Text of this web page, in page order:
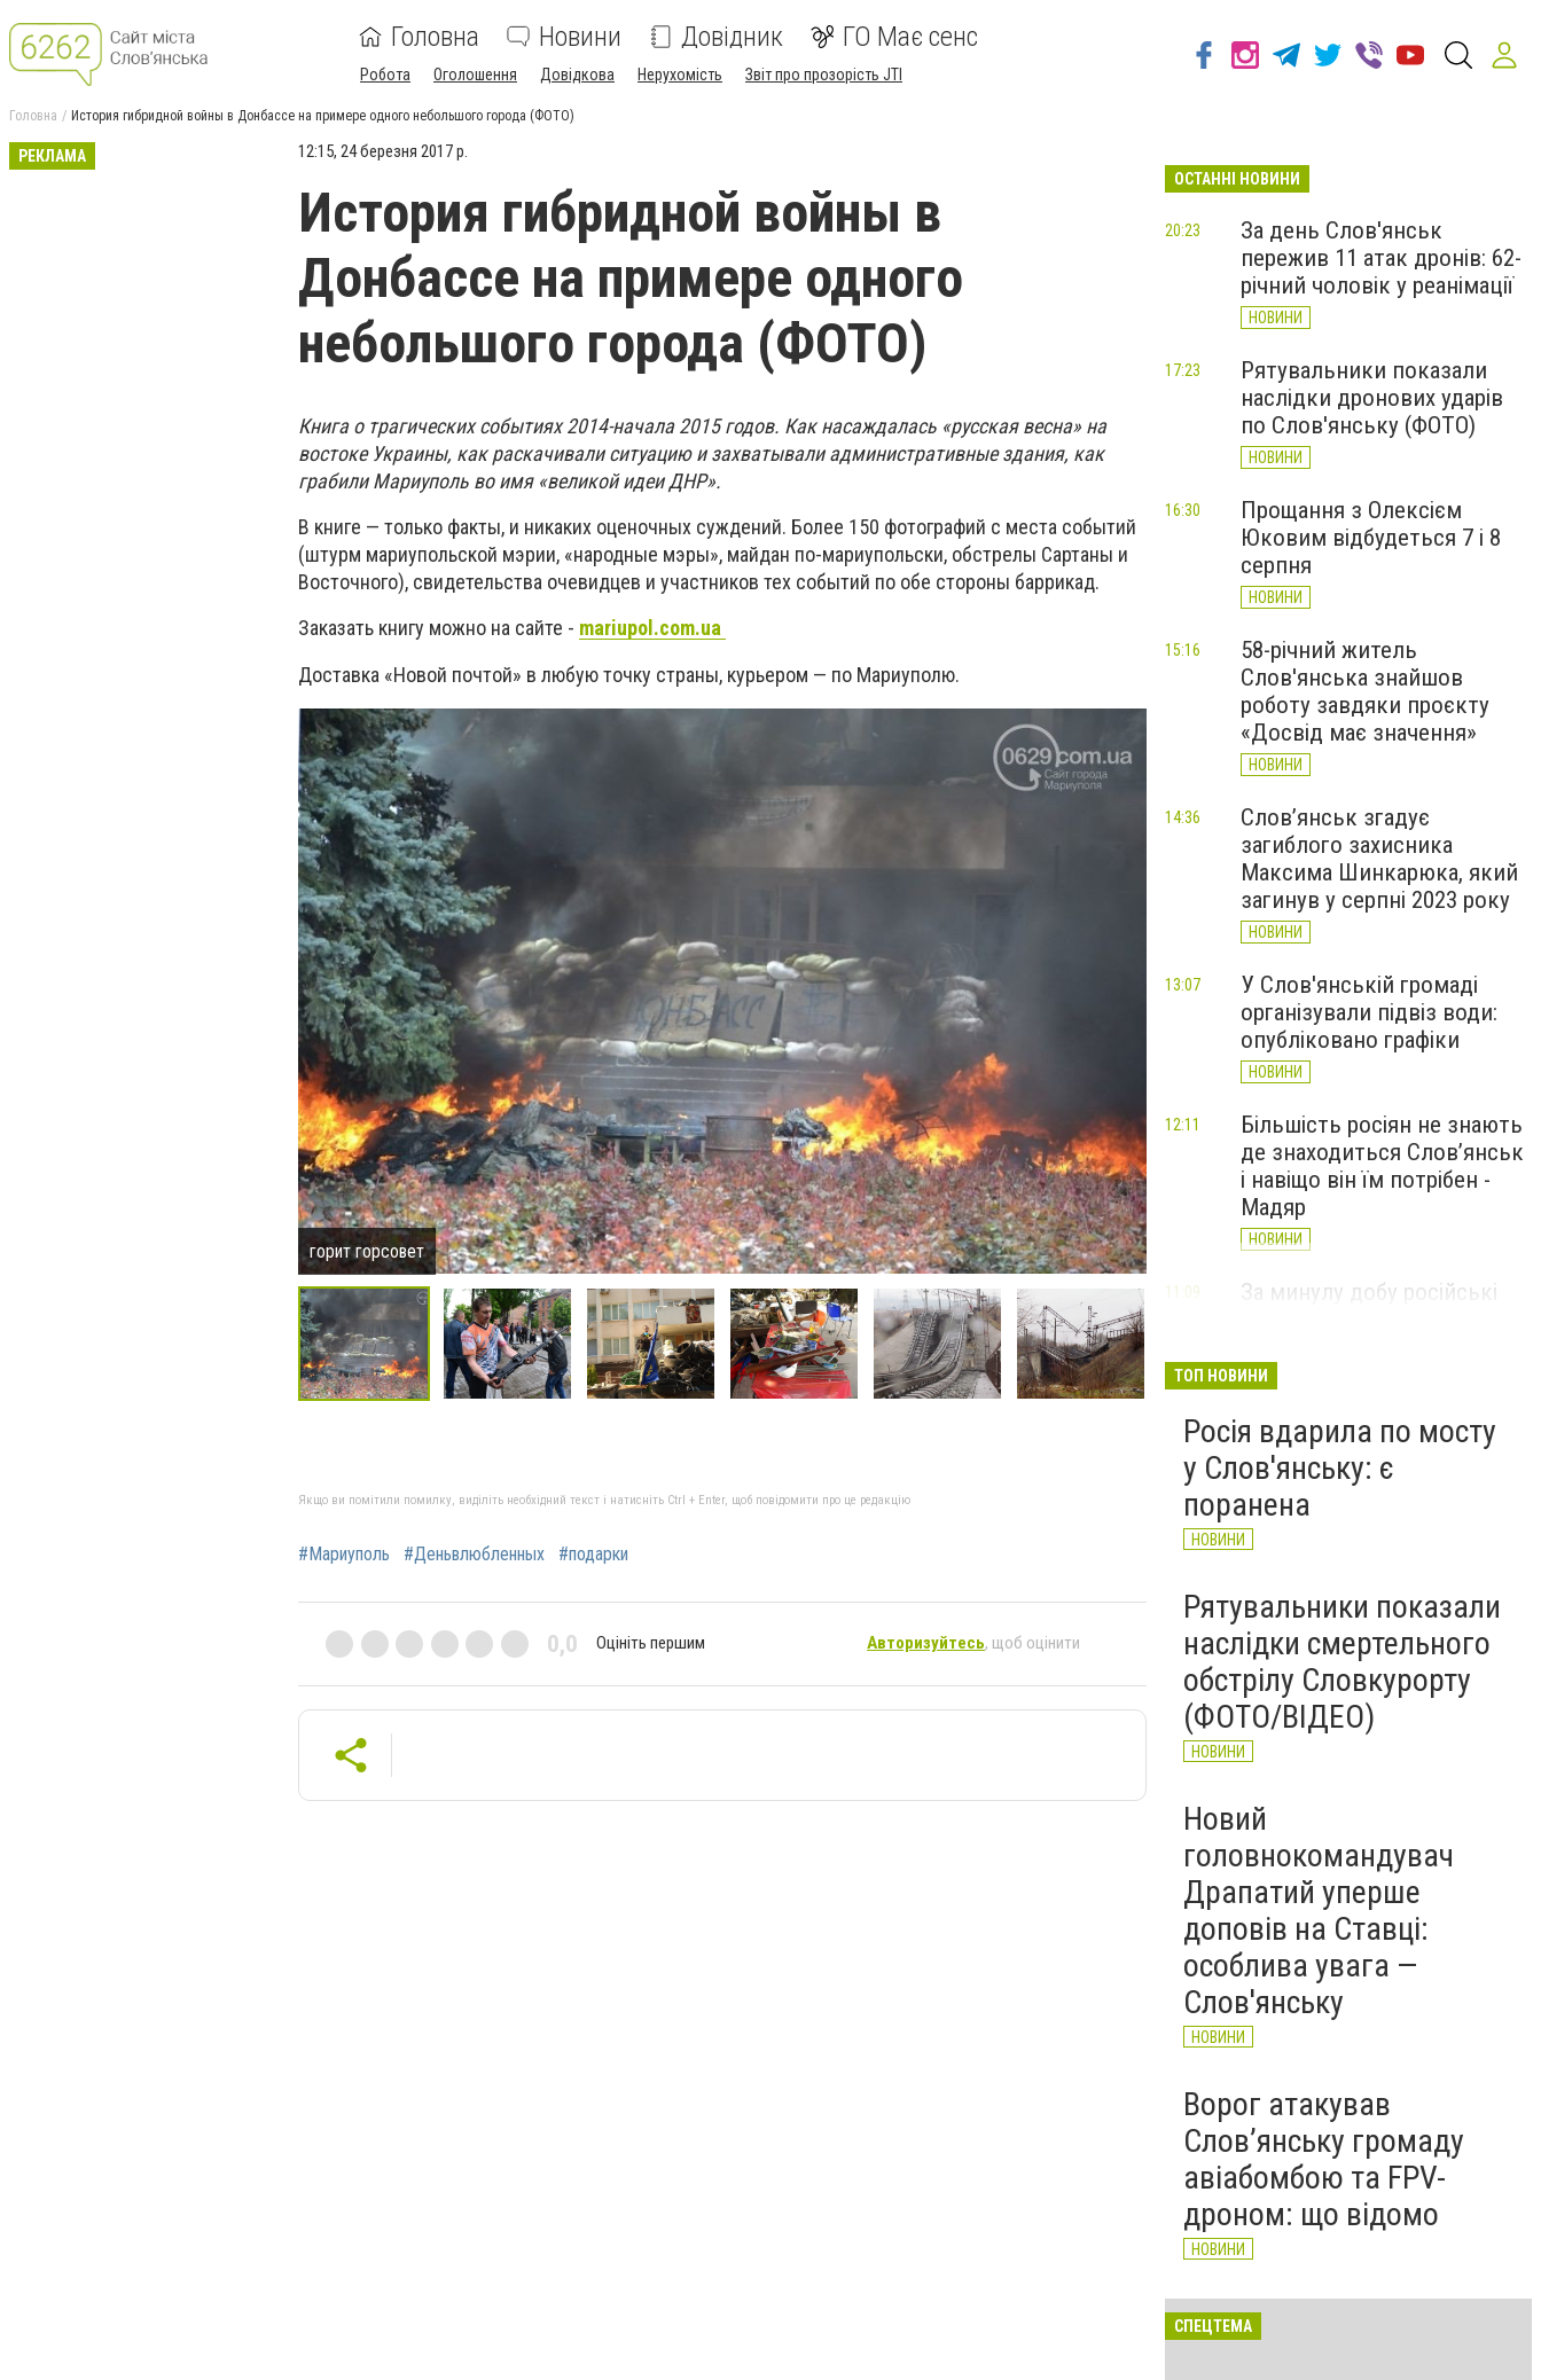
Головна Новини Довідник ГО Має сенс
Робота Оголошення Довідкова Нерухомість Звіт про прозорість JTI
Головна История гибридной войны в Донбассе на примере одного небольшого города (ФОТО)
РЕКЛАМА 12:15, 24 березня 2017 р.
История гибридной войны в
Донбассе на примере одного
небольшого города (ФОТО)
Книга о трагических событиях 2014-начала 2015 годов. Как насаждалась «русская весна» на
востоке Украины, как раскачивали ситуацию и захватывали административные здания, как
грабили Мариуполь во имя «великой идеи ДНР».
В книге — только факты, и никаких оценочных суждений. Более 150 фотографий с места событий
(штурм мариупольской мэрии, «народные мэры», майдан по-мариупольски, обстрелы Сартаны и
Восточного), свидетельства очевидцев и участников тех событий по обе стороны баррикад.
Заказать книгу можно на сайте - mariupol.com.ua
Доставка «Новой почтой» в любую точку страны, курьером — по Мариуполю.
горит горсовет мирные безоружные мариупольцы
Якщо ви помітили помилку, виділіть необхідний текст і натисніть Ctrl + Enter, щоб повідомити про це редакцію
#Мариуполь #Деньвлюбленных #подарки
0,0 Оцініть першим Авторизуйтесь, щоб оцінити
ОСТАННІ НОВИНИ
За день Слов'янськ
пережив 11 атак дронів: 62-
річний чоловік у реанімації
НОВИНИ
20:23
Рятувальники показали
наслідки дронових ударів
по Слов'янську (ФОТО)
НОВИНИ
17:23
Прощання з Олексієм
Юковим відбудеться 7 і 8
серпня
НОВИНИ
16:30
58-річний житель
Слов'янська знайшов
роботу завдяки проєкту
«Досвід має значення»
НОВИНИ
15:16
Слов’янськ згадує
загиблого захисника
Максима Шинкарюка, який
загинув у серпні 2023 року
НОВИНИ
14:36
У Слов'янській громаді
організували підвіз води:
опубліковано графіки
НОВИНИ
13:07
Більшість росіян не знають
де знаходиться Слов’янськ
і навіщо він їм потрібен -
Мадяр
НОВИНИ
12:11
За минулу добу російські
великої війни: 6 серпня
11:09
ТОП НОВИНИ
Росія вдарила по мосту
у Слов'янську: є
поранена
НОВИНИ
Рятувальники показали
наслідки смертельного
обстрілу Словкурорту
(ФОТО/ВІДЕО)
НОВИНИ
Новий
головнокомандувач
Драпатий уперше
доповів на Ставці:
особлива увага —
Слов'янську
НОВИНИ
Ворог атакував
Слов’янську громаду
авіабомбою та FPV-
дроном: що відомо
НОВИНИ
СПЕЦТЕМА